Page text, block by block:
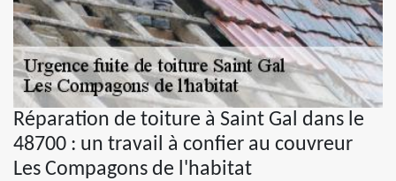
Réparation de toiture à Saint Gal dans le
48700 : un travail à confier au couvreur
Les Compagons de l'habitat